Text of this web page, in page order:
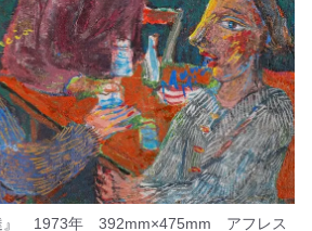
』 1973年 392mm×475mm アフレス